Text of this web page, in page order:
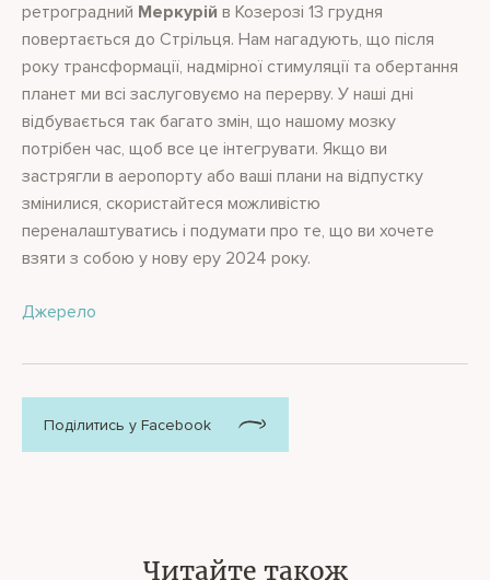
ретроградний Меркурій в Козерозі 13 грудня
повертається до Стрільця. Нам нагадують, що після
року трансформації, надмірної стимуляції та обертання
планет ми всі заслуговуємо на перерву. У наші дні
відбувається так багато змін, що нашому мозку
потрібен час, щоб все це інтегрувати. Якщо ви
застрягли в аеропорту або ваші плани на відпустку
змінилися, скористайтеся можливістю
переналаштуватись і подумати про те, що ви хочете
взяти з собою у нову еру 2024 року.
Джерело
Поділитись у Facebook
Читайте також